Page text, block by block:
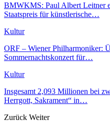
BMWKMS: Paul Albert Leitner
Staatspreis für künstlerische…
Kultur
ORF – Wiener Philharmoniker:
Sommernachtskonzert für…
Kultur
Insgesamt 2,093 Millionen bei
Herrgott, Sakrament“ in…
Zurück Weiter